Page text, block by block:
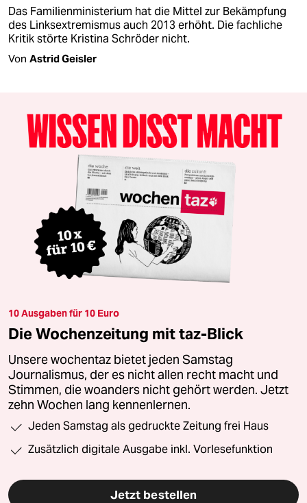
Das Familienministerium hat die Mittel zur Bekämpfung
des Linksextremismus auch 2013 erhöht. Die fachliche
Kritik störte Kristina Schröder nicht.
Von Astrid Geisler
10 Ausgaben für 10 Euro
Die Wochenzeitung mit taz-Blick
Unsere wochentaz bietet jeden Samstag
Journalismus, der es nicht allen recht macht und
Stimmen, die woanders nicht gehört werden. Jetzt
zehn Wochen lang kennenlernen.
Jeden Samstag als gedruckte Zeitung frei Haus
Zusätzlich digitale Ausgabe inkl. Vorlesefunktion
Jetzt bestellen